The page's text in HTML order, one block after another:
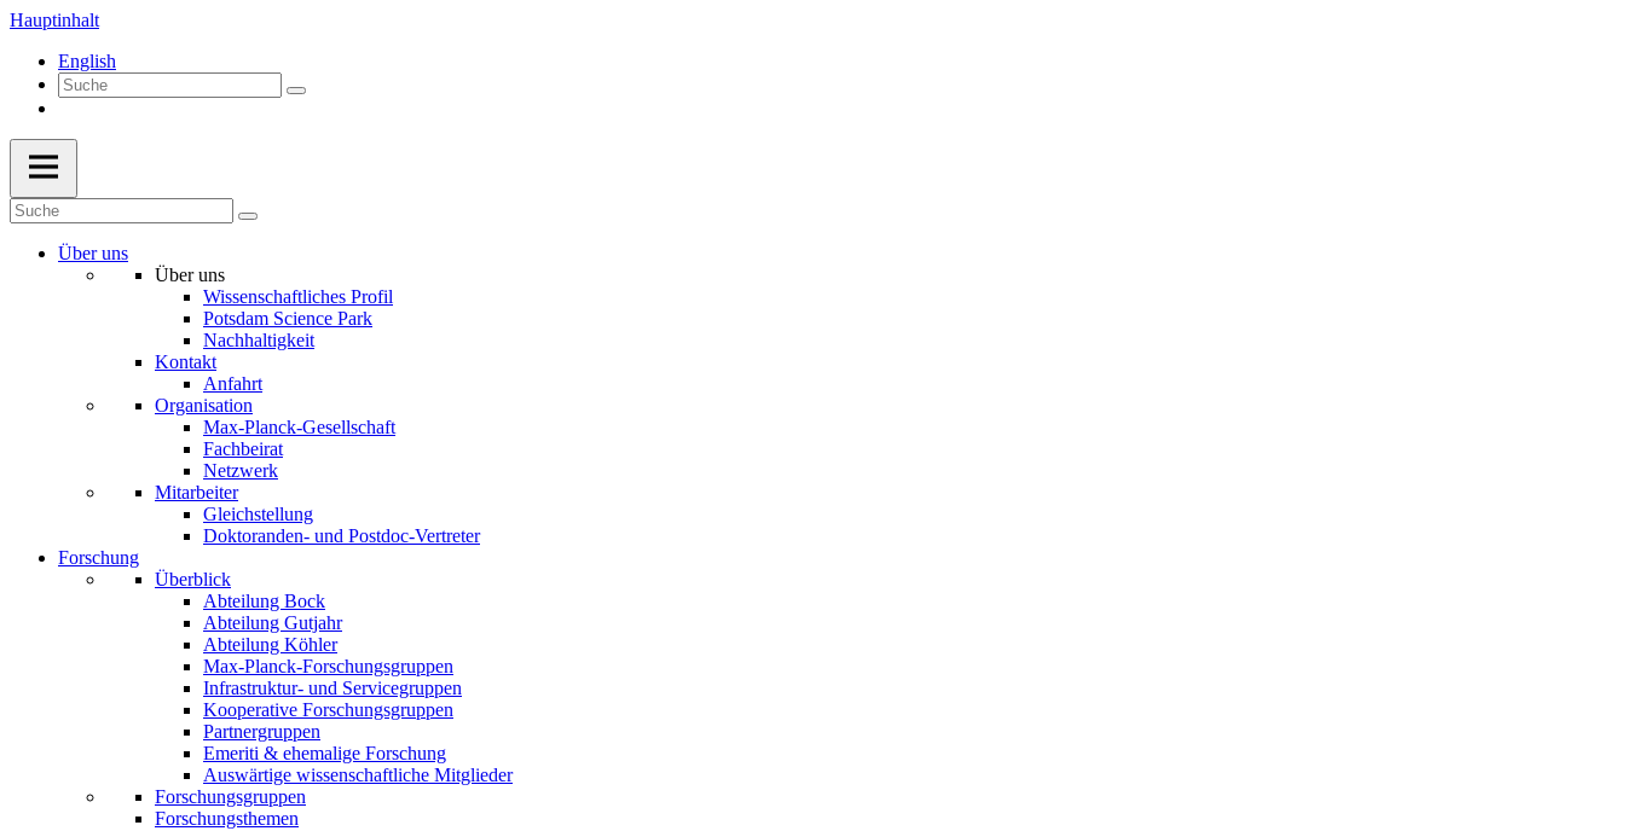
Hauptinhalt
English
Über uns
Über uns
Wissenschaftliches Profil
Potsdam Science Park
Nachhaltigkeit
Kontakt
Anfahrt
Organisation
Max-Planck-Gesellschaft
Fachbeirat
Netzwerk
Mitarbeiter
Gleichstellung
Doktoranden- und Postdoc-Vertreter
Forschung
Überblick
Abteilung Bock
Abteilung Gutjahr
Abteilung Köhler
Max-Planck-Forschungsgruppen
Infrastruktur- und Servicegruppen
Kooperative Forschungsgruppen
Partnergruppen
Emeriti & ehemalige Forschung
Auswärtige wissenschaftliche Mitglieder
Forschungsgruppen
Forschungsthemen